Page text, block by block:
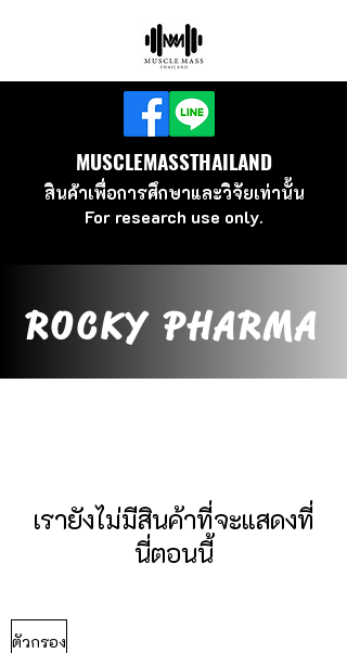
MUSCLEMASSTHAILAND
สินค้าเพื่อการศึกษาและวิจัยเท่านั้น
For research use only.
ROCKY PHARMA
เรายังไม่มีสินค้าที่จะแสดงที่
นี่ตอนนี้
ตัวกรอง